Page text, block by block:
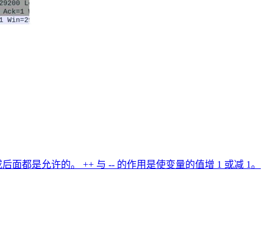
面都是允许的。 ++ 与 -- 的作用是使变量的值增 1 或减 1。